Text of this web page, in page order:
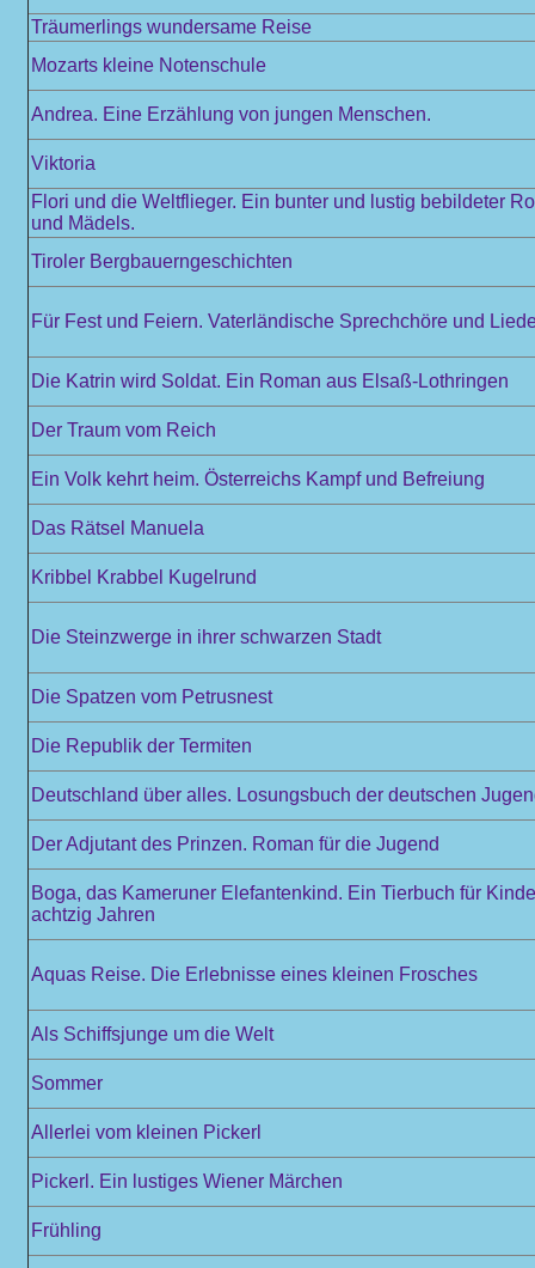
Träumerlings wundersame Reise
Mozarts kleine Notenschule
Andrea. Eine Erzählung von jungen Menschen.
Viktoria
Flori und die Weltflieger. Ein bunter und lustig bebildeter
und Mädels.
Tiroler Bergbauerngeschichten
Für Fest und Feiern. Vaterländische Sprechchöre und
Die Katrin wird Soldat. Ein Roman aus Elsaß-Lothringen
Der Traum vom Reich
Ein Volk kehrt heim. Österreichs Kampf und Befreiung
Das Rätsel Manuela
Kribbel Krabbel Kugelrund
Die Steinzwerge in ihrer schwarzen Stadt
Die Spatzen vom Petrusnest
Die Republik der Termiten
Deutschland über alles. Losungsbuch der deutschen
Der Adjutant des Prinzen. Roman für die Jugend
Boga, das Kameruner Elefantenkind. Ein Tierbuch für
achtzig Jahren
Aquas Reise. Die Erlebnisse eines kleinen Frosches
Als Schiffsjunge um die Welt
Sommer
Allerlei vom kleinen Pickerl
Pickerl. Ein lustiges Wiener Märchen
Frühling